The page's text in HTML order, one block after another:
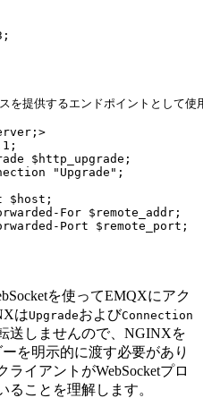
提供するエンドポイントとして使
$http_upgrade;
"Upgrade";
$host;
For $remote_addr;
Port $remote_port;
を使ってEMQXにアク
はUpgradeおよびConnection
送しませんので、NGINXを
を明示的に渡す必要があり
イアントがWebSocketプロ
ることを理解します。